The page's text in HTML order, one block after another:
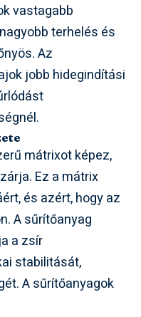
vastagabb
terhelés és
Az
jobb hidegindítási
mátrixot képez,
Ez a mátrix
és azért, hogy az
A sűrítőanyag
a zsír
stabilitását,
A sűrítőanyagok